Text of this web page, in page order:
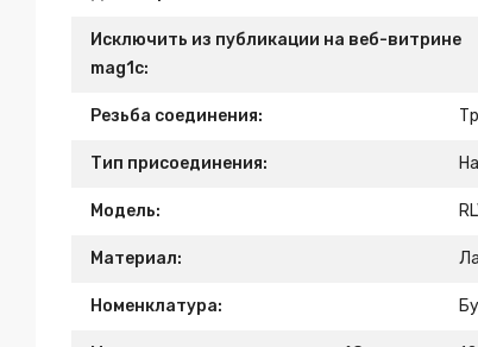
Исключить из публикации на веб-витрине
mag1c:
Резьба соединения:
Тип присоединения:
Модель:
Материал:
Номенклатура: